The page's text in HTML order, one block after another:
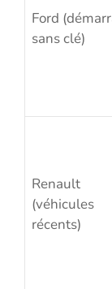
Ford
sans clé)
Renault
(véhicules
récents)